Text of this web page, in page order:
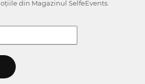
din Magazinul SelfeEvents.